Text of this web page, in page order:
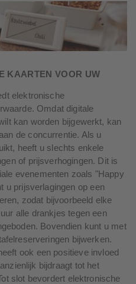
KAARTEN VOOR UW
elektronische
Omdat digitale
kan worden bijgewerkt, kan
de concurrentie. Als u
heeft u slechts enkele
of prijsverhogingen. Dit is
evenementen zoals "Happy
u prijsverlagingen op een
zodat bijvoorbeeld elke
alle drankjes tegen een
Bovendien kunt u met
bijwerken.
ook een positieve invloed
bijdraagt tot het
slot bevordert elektronische